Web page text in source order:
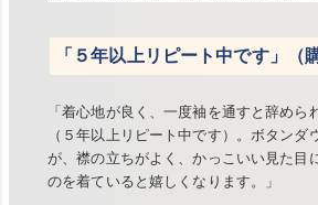
「５年以上リピート中です」（
「着心地が良く、一度袖を通すと辞めら
（５年以上リピート中です）。ボタンダ
が、襟の立ちがよく、かっこいい見た目
のを着ていると嬉しくなります。」